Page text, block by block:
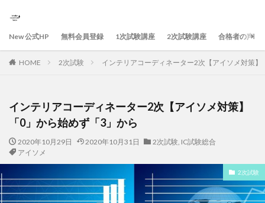
New 公式HP 無料会員登録 1次試験講座 2次試験講座 合格者の声
HOME 2次試験 インテリアコーディネーター2次【アイソメ対策
インテリアコーディネーター2次【アイソメ対策】
「0」から始めず「3」から
2020年10月29日 2020年10月31日 2次試験, IC試験総合
アイソメ
2次試験